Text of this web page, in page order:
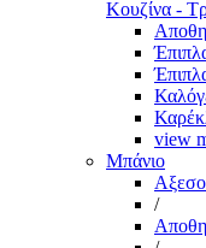
Κουζίνα -
view
Μπάνιο
/